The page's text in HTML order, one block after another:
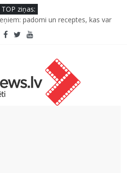
TOP ziņas:ir svarīgi izprast arī šodien
realitāte
padomi un receptes, kas var
aicina palīdzēt atjaunot Jašas upes
mākslīgā intelekta laikmetu